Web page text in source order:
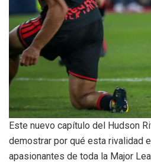
Este nuevo capítulo del Hudson
demostrar por qué esta rivalidad
apasionantes de toda la Major